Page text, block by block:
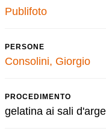
Publifoto
PERSONE
Consolini, Giorgio
PROCEDIMENTO
gelatina ai sali